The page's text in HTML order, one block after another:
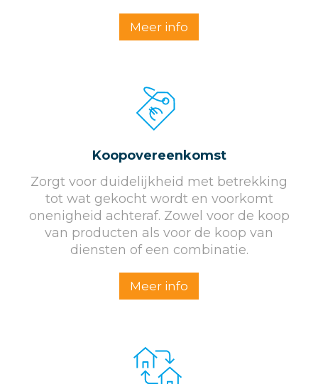
Meer info
Koopovereenkomst
Zorgt voor duidelijkheid met betrekking
tot wat gekocht wordt en voorkomt
onenigheid achteraf. Zowel voor de koop
van producten als voor de koop van
diensten of een combinatie.
Meer info